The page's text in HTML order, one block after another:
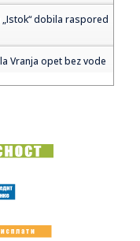
„Istok“ dobila raspored
Vranja opet bez vode
30.000, evo gde
Gore
SNS aktivisti se